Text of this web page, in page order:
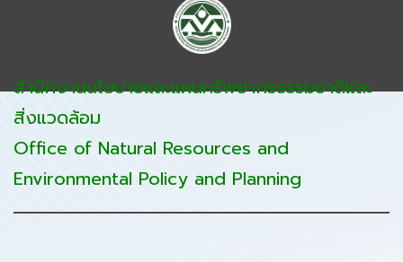
สำนักงานนโยบายและแผนทรัพยากรธรรมชาติและ
สิ่งแวดล้อม
Office of Natural Resources and
Environmental Policy and Planning